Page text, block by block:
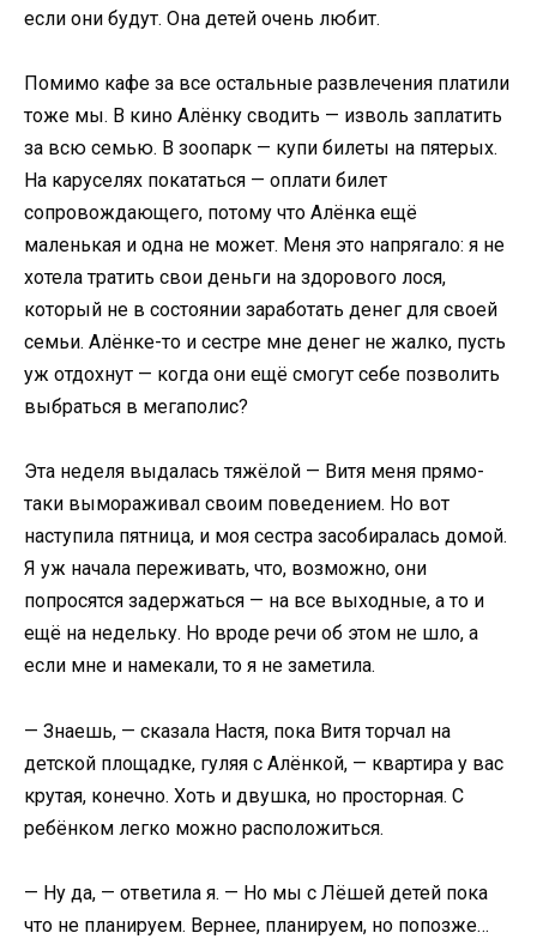
если они будут. Она детей очень любит.
Помимо кафе за все остальные развлечения платили
тоже мы. В кино Алёнку сводить — изволь заплатить
за всю семью. В зоопарк — купи билеты на пятерых.
На каруселях покататься — оплати билет
сопровождающего, потому что Алёнка ещё
маленькая и одна не может. Меня это напрягало: я не
хотела тратить свои деньги на здорового лося,
который не в состоянии заработать денег для своей
семьи. Алёнке-то и сестре мне денег не жалко, пусть
уж отдохнут — когда они ещё смогут себе позволить
выбраться в мегаполис?
Эта неделя выдалась тяжёлой — Витя меня прямо-
таки вымораживал своим поведением. Но вот
наступила пятница, и моя сестра засобиралась домой.
Я уж начала переживать, что, возможно, они
попросятся задержаться — на все выходные, а то и
ещё на недельку. Но вроде речи об этом не шло, а
если мне и намекали, то я не заметила.
— Знаешь, — сказала Настя, пока Витя торчал на
детской площадке, гуляя с Алёнкой, — квартира у вас
крутая, конечно. Хоть и двушка, но просторная. С
ребёнком легко можно расположиться.
— Ну да, — ответила я. — Но мы с Лёшей детей пока
что не планируем. Вернее, планируем, но попозже…